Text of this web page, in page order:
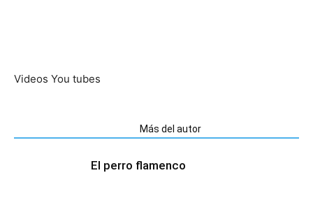
Videos You tubes
Más del autor
El perro flamenco